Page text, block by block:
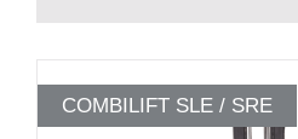
COMBILIFT SLE / SRE